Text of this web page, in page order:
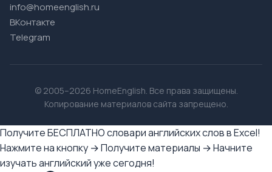
info@homeenglish.ru
ВКонтакте
Telegram
© 2005–2026 HomeEnglish. Все права защищены.
Копирование материалов сайта запрещено.
Получите БЕСПЛАТНО словари английских слов в Excel!
Нажмите на кнопку → Получите материалы → Начните
изучать английский уже сегодня!